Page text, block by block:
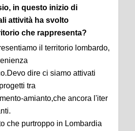
in questo inizio di
attività ha svolto
che rappresenta?
il territorio lombardo,
dire ci siamo attivati
tra
amianto,che ancora l'iter
che purtroppo in Lombardia